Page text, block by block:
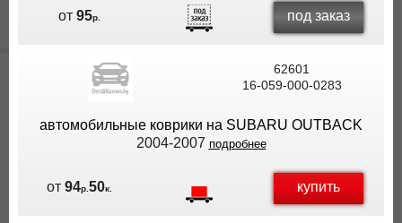
от95р. под заказ
62601
16-059-000-0283
автомобильные коврики на SUBARU OUTBACK
2004-2007 подробнее
от94р.50к. купить